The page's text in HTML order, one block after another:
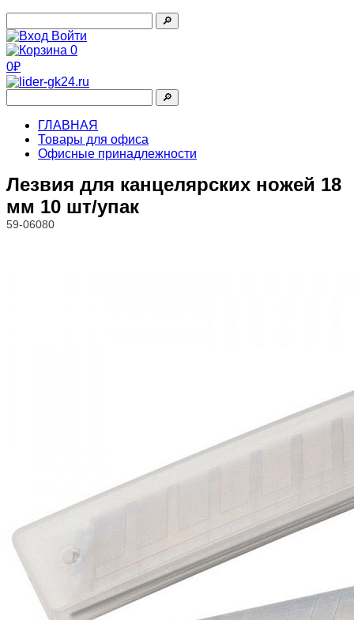
🔎︎
Войти
0
0₽
🔎︎
ГЛАВНАЯ
Товары для офиса
Офисные принадлежности
Лезвия для канцелярских ножей 18
мм 10 шт/упак
59-06080